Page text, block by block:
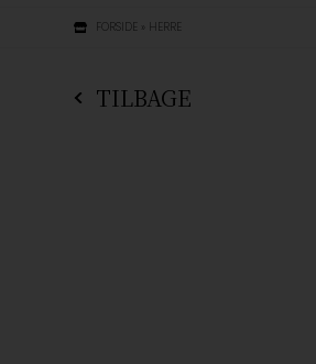
FORSIDE » HERRE
TILBAGE